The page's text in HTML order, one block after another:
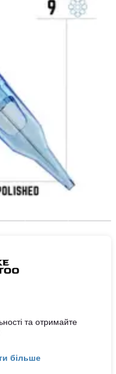
та отримайте
більше